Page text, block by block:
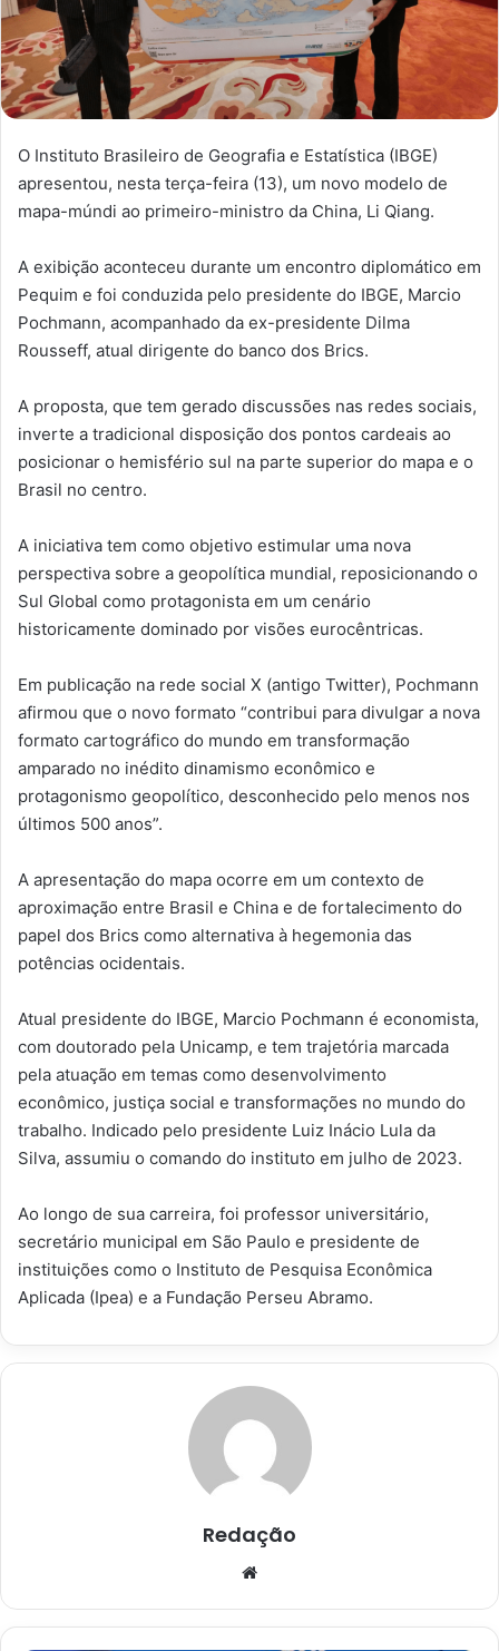
O Instituto Brasileiro de Geografia e Estatística (IBGE)
apresentou, nesta terça-feira (13), um novo modelo de
mapa-múndi ao primeiro-ministro da China, Li Qiang.
A exibição aconteceu durante um encontro diplomático em
Pequim e foi conduzida pelo presidente do IBGE, Marcio
Pochmann, acompanhado da ex-presidente Dilma
Rousseff, atual dirigente do banco dos Brics.
A proposta, que tem gerado discussões nas redes sociais,
inverte a tradicional disposição dos pontos cardeais ao
posicionar o hemisfério sul na parte superior do mapa e o
Brasil no centro.
A iniciativa tem como objetivo estimular uma nova
perspectiva sobre a geopolítica mundial, reposicionando o
Sul Global como protagonista em um cenário
historicamente dominado por visões eurocêntricas.
Em publicação na rede social X (antigo Twitter), Pochmann
afirmou que o novo formato “contribui para divulgar a nova
formato cartográfico do mundo em transformação
amparado no inédito dinamismo econômico e
protagonismo geopolítico, desconhecido pelo menos nos
últimos 500 anos”.
A apresentação do mapa ocorre em um contexto de
aproximação entre Brasil e China e de fortalecimento do
papel dos Brics como alternativa à hegemonia das
potências ocidentais.
Atual presidente do IBGE, Marcio Pochmann é economista,
com doutorado pela Unicamp, e tem trajetória marcada
pela atuação em temas como desenvolvimento
econômico, justiça social e transformações no mundo do
trabalho. Indicado pelo presidente Luiz Inácio Lula da
Silva, assumiu o comando do instituto em julho de 2023.
Ao longo de sua carreira, foi professor universitário,
secretário municipal em São Paulo e presidente de
instituições como o Instituto de Pesquisa Econômica
Aplicada (Ipea) e a Fundação Perseu Abramo.
Redação